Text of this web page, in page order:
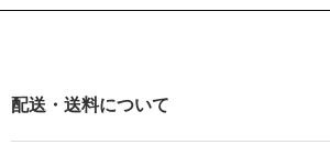
配送・送料について